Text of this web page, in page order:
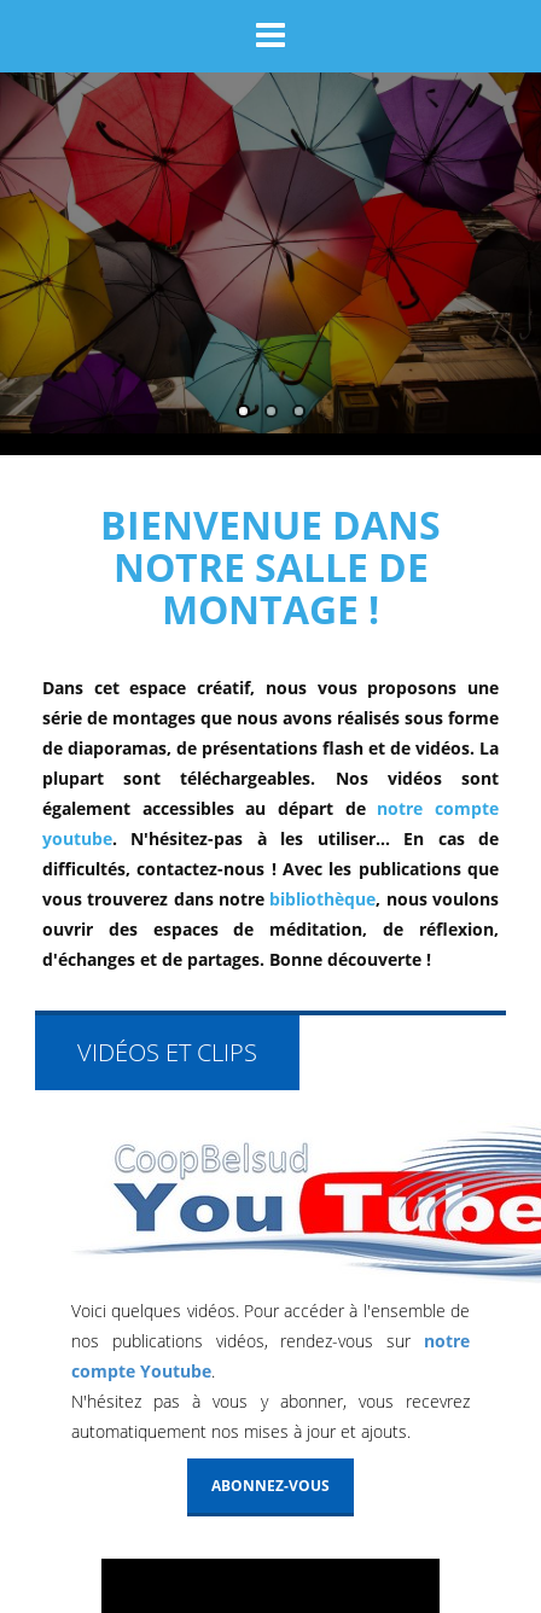
BIENVENUE DANS
NOTRE SALLE DE
MONTAGE !
Dans cet espace créatif, nous vous proposons une
série de montages que nous avons réalisés sous forme
de diaporamas, de présentations flash et de vidéos. La
plupart sont téléchargeables. Nos vidéos sont
également accessibles au départ de notre compte
youtube. N'hésitez-pas à les utiliser... En cas de
difficultés, contactez-nous ! Avec les publications que
vous trouverez dans notre bibliothèque, nous voulons
ouvrir des espaces de méditation, de réflexion,
d'échanges et de partages. Bonne découverte !
VIDÉOS ET CLIPS
Voici quelques vidéos. Pour accéder à l'ensemble de
nos publications vidéos, rendez-vous sur notre
compte Youtube.
N'hésitez pas à vous y abonner, vous recevrez
automatiquement nos mises à jour et ajouts.
ABONNEZ-VOUS